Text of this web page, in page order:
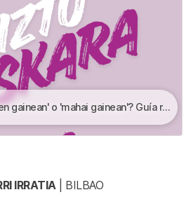
rápida para no naufragar con las posposiciones en euskera | ¿’Mahaiaren gainean’ o ‘mahai gainean’? Guía rápida de las posposiciones
IRRATIA| BILBAO